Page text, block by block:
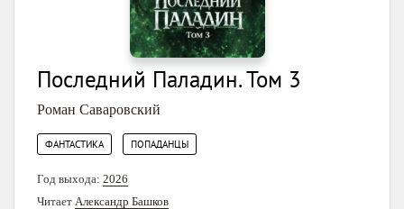
Последний Паладин. Том 3
Роман Саваровский
ФАНТАСТИКА ПОПАДАНЦЫ
Год выхода: 2026
Читает Александр Башков